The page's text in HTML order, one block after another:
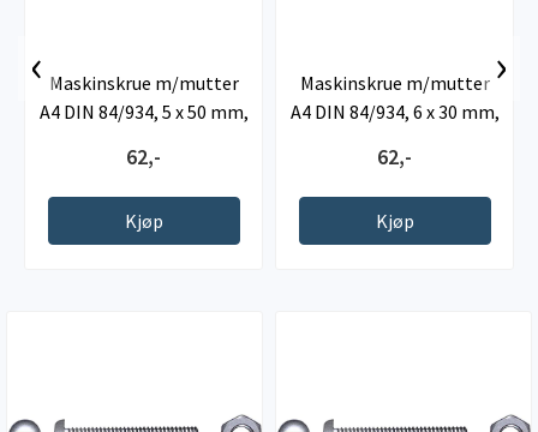
Maskinskrue m/mutter
A4 DIN 84/934, 5 x 50 mm,
62,-
Kjøp
Maskinskrue m/mutter
A4 DIN 84/934, 6 x 30 mm,
62,-
Kjøp
‹ ›